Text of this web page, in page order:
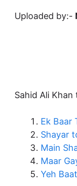
Uploaded by:-
Sahid Ali
Ek Baar
Shayar
Main
Maar
Yeh